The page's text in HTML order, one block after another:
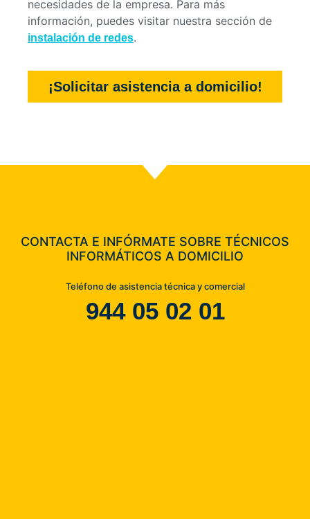
necesidades de la empresa. Para más
información, puedes visitar nuestra sección de
instalación de redes.
¡Solicitar asistencia a domicilio!
CONTACTA E INFÓRMATE SOBRE TÉCNICOS
INFORMÁTICOS A DOMICILIO
Teléfono de asistencia técnica y comercial
944 05 02 01